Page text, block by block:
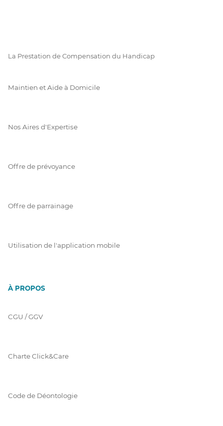
La Prestation de Compensation du Handicap
Maintien et Aide à Domicile
Nos Aires d'Expertise
Offre de prévoyance
Offre de parrainage
Utilisation de l'application mobile
À PROPOS
CGU / GGV
Charte Click&Care
Code de Déontologie